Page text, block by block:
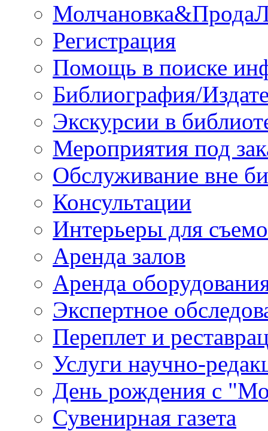
Регистрация
Помощь в поиске
Библиография/
Экскурсии в
Мероприятия под
Обслуживание вне
Консультации
Интерьеры для
Аренда залов
Аренда
Экспертное
Переплет и
Услуги научно-
День рождения с
Сувенирная газета